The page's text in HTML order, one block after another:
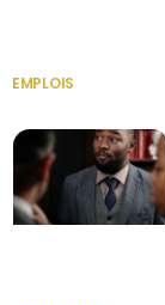
EMPLOIS